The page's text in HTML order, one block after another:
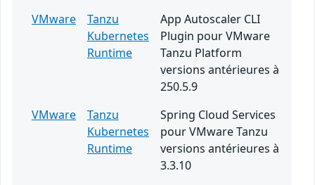
VMware
Tanzu
Kubernetes
Runtime
App Autoscaler CLI
Plugin pour VMware
Tanzu Platform
versions antérieures à
250.5.9
VMware
Tanzu
Kubernetes
Runtime
Spring Cloud Services
pour VMware Tanzu
versions antérieures à
3.3.10